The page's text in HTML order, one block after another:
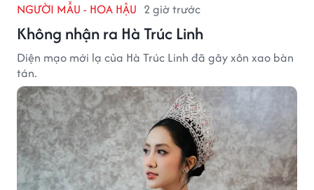
NGƯỜI MẪU - HOA HẬU 2 giờ trước
Không nhận ra Hà Trúc Linh
Diện mạo mới lạ của Hà Trúc Linh đã gây xôn xao bàn
tán.